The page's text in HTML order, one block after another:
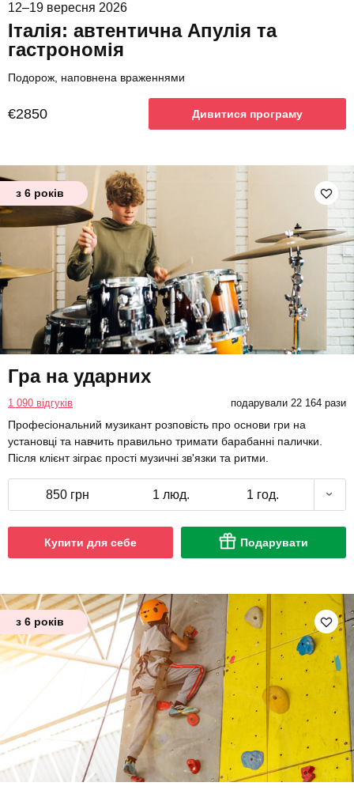
12–19 вересня 2026
Італія: автентична Апулія та
гастрономія
Подорож, наповнена враженнями
€2850 Дивитися програму
з 6 років
Гра на ударних
1 090 відгуків подарували 22 164 рази
Професіональний музикант розповість про основи гри на
установці та навчить правильно тримати барабанні палички.
Після клієнт зіграє прості музичні зв'язки та ритми.
850 грн 1 люд. 1 год.
Купити для себе Подарувати
з 6 років